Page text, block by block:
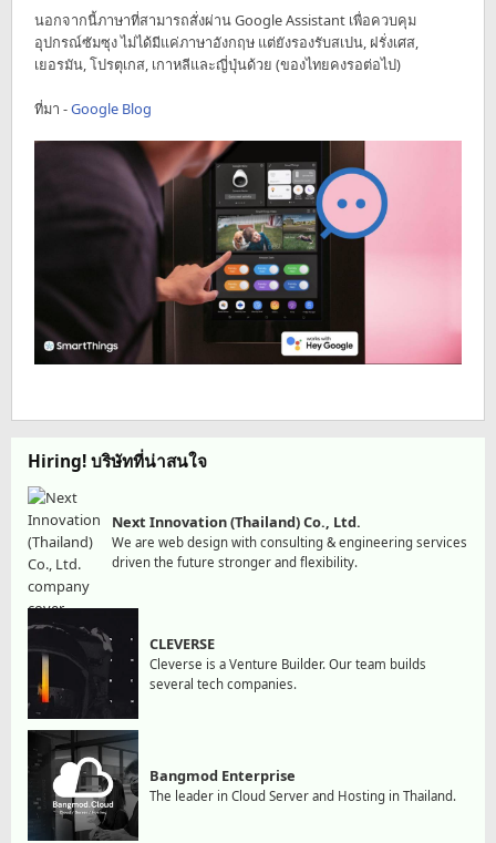
นอกจากนี้ภาษาที่สามารถสั่งผ่าน Google Assistant เพื่อควบคุม
อุปกรณ์ซัมซุง ไม่ได้มีแค่ภาษาอังกฤษ แต่ยังรองรับสเปน, ฝรั่งเศส,
เยอรมัน, โปรตุเกส, เกาหลีและญี่ปุ่นด้วย (ของไทยคงรอต่อไป)
ที่มา -Google Blog
Hiring! บริษัทที่น่าสนใจ
Next Innovation (Thailand) Co., Ltd.
We are web design with consulting & engineering services
driven the future stronger and flexibility.
CLEVERSE
Cleverse is a Venture Builder. Our team builds
several tech companies.
Bangmod Enterprise
The leader in Cloud Server and Hosting in Thailand.